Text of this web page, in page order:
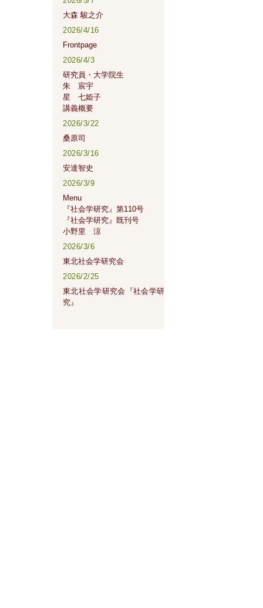
大森 駿之介
2026/4/16
Frontpage
2026/4/3
研究員・大学院生
朱 宸宇
星 七姫子
講義概要
2026/3/22
桑原司
2026/3/16
安達智史
2026/3/9
Menu
『社会学研究』第110号
『社会学研究』既刊号
小野里 涼
2026/3/6
東北社会学研究会
2026/2/25
東北社会学研究会『社会学研
究』